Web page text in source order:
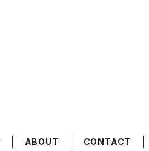
ABOUT CONTACT